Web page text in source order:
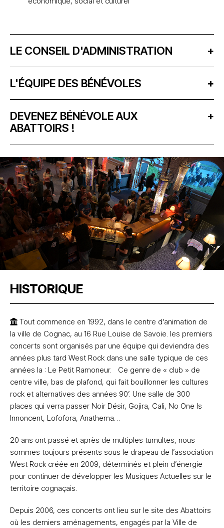
LE CONSEIL D'ADMINISTRATION +
L'ÉQUIPE DES BÉNÉVOLES +
DEVENEZ BÉNÉVOLE AUX
ABATTOIRS !
+
HISTORIQUE
Tout commence en 1992, dans le centre d’animation de
la ville de Cognac, au 16 Rue Louise de Savoie. les premiers
concerts sont organisés par une équipe qui deviendra des
années plus tard West Rock dans une salle typique de ces
années la : Le Petit Ramoneur. Ce genre de « club » de
centre ville, bas de plafond, qui fait bouillonner les cultures
rock et alternatives des années 90’. Une salle de 300
places qui verra passer Noir Désir, Gojira, Cali, No One Is
Innoncent, Lofofora, Anathema…
20 ans ont passé et après de multiples tumultes, nous
sommes toujours présents sous le drapeau de l’association
West Rock créée en 2009, déterminés et plein d’énergie
pour continuer de développer les Musiques Actuelles sur le
territoire cognaçais.
Depuis 2006, ces concerts ont lieu sur le site des Abattoirs
où les derniers aménagements, engagés par la Ville de